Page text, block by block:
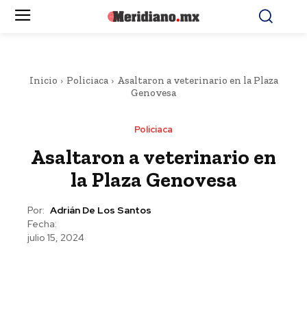
Inicio Policiaca
Asaltaron a veterinario en la Plaza
Genovesa
Policiaca
Asaltaron a veterinario en
la Plaza Genovesa
Por: Adrián De Los Santos
Fecha:
julio 15, 2024